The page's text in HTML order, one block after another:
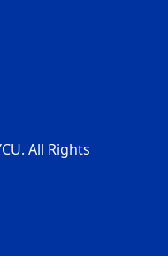
All Rights